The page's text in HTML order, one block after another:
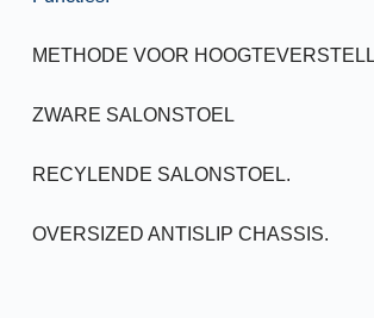
METHODE VOOR
ZWARE SALONSTOEL
RECYLENDE SALONSTOEL.
OVERSIZED ANTISLIP CHASSIS.